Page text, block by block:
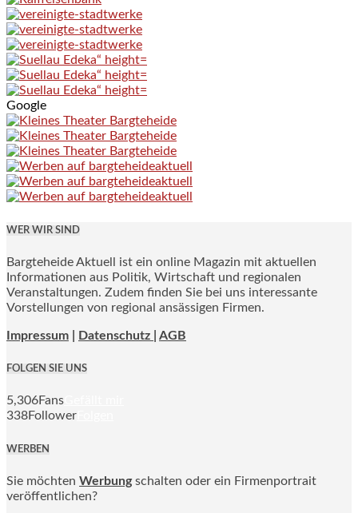
Google
WER WIR SIND
Bargteheide Aktuell ist ein online Magazin mit aktuellen
Informationen aus Politik, Wirtschaft und regionalen
Veranstaltungen. Zudem finden Sie bei uns interessante
Vorstellungen von regional ansässigen Firmen.
Impressum Datenschutz | AGB
FOLGEN SIE UNS
5,306Fans
338Follower
WERBEN
Sie möchten Werbung schalten oder ein Firmenportrait
veröffentlichen?